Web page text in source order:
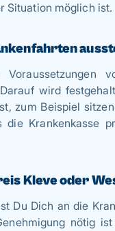
Situation möglich ist.
wird
zum Beispiel
die Krankenkasse
Kleve oder
Du Dich an die
nötig